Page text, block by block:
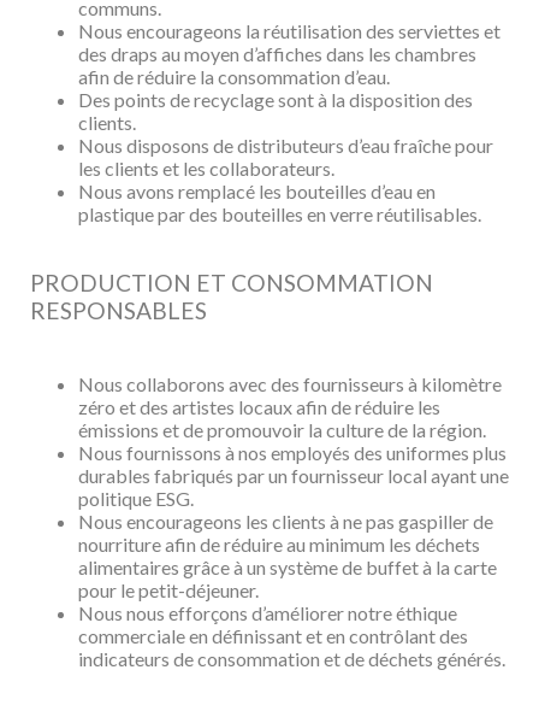
communs.
Nous encourageons la réutilisation des serviettes et
des draps au moyen d’affiches dans les chambres
afin de réduire la consommation d’eau.
Des points de recyclage sont à la disposition des
clients.
Nous disposons de distributeurs d’eau fraîche pour
les clients et les collaborateurs.
Nous avons remplacé les bouteilles d’eau en
plastique par des bouteilles en verre réutilisables.
PRODUCTION ET CONSOMMATION
RESPONSABLES
Nous collaborons avec des fournisseurs à kilomètre
zéro et des artistes locaux afin de réduire les
émissions et de promouvoir la culture de la région.
Nous fournissons à nos employés des uniformes plus
durables fabriqués par un fournisseur local ayant une
politique ESG.
Nous encourageons les clients à ne pas gaspiller de
nourriture afin de réduire au minimum les déchets
alimentaires grâce à un système de buffet à la carte
pour le petit-déjeuner.
Nous nous efforçons d’améliorer notre éthique
commerciale en définissant et en contrôlant des
indicateurs de consommation et de déchets générés.